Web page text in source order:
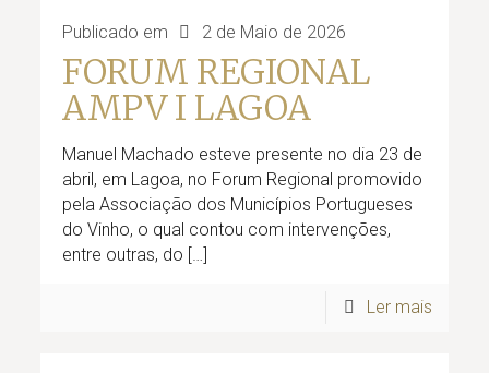
Publicado em 2 de Maio de 2026
FORUM REGIONAL
AMPV I LAGOA
Manuel Machado esteve presente no dia 23 de
abril, em Lagoa, no Forum Regional promovido
pela Associação dos Municípios Portugueses
do Vinho, o qual contou com intervenções,
entre outras, do […]
Ler mais